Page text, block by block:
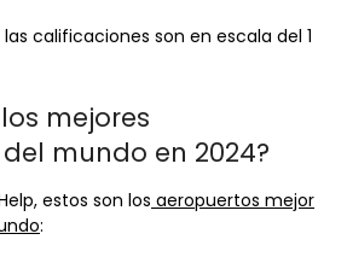
calificaciones son en escala del 1
mejores
mundo en 2024?
estos son los aeropuertos mejor
: